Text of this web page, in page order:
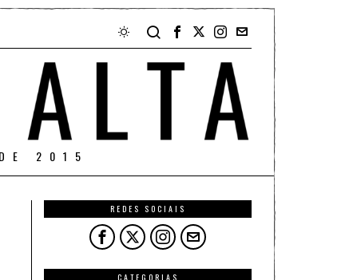
2015
REDES SOCIAIS
CATEGORIAS